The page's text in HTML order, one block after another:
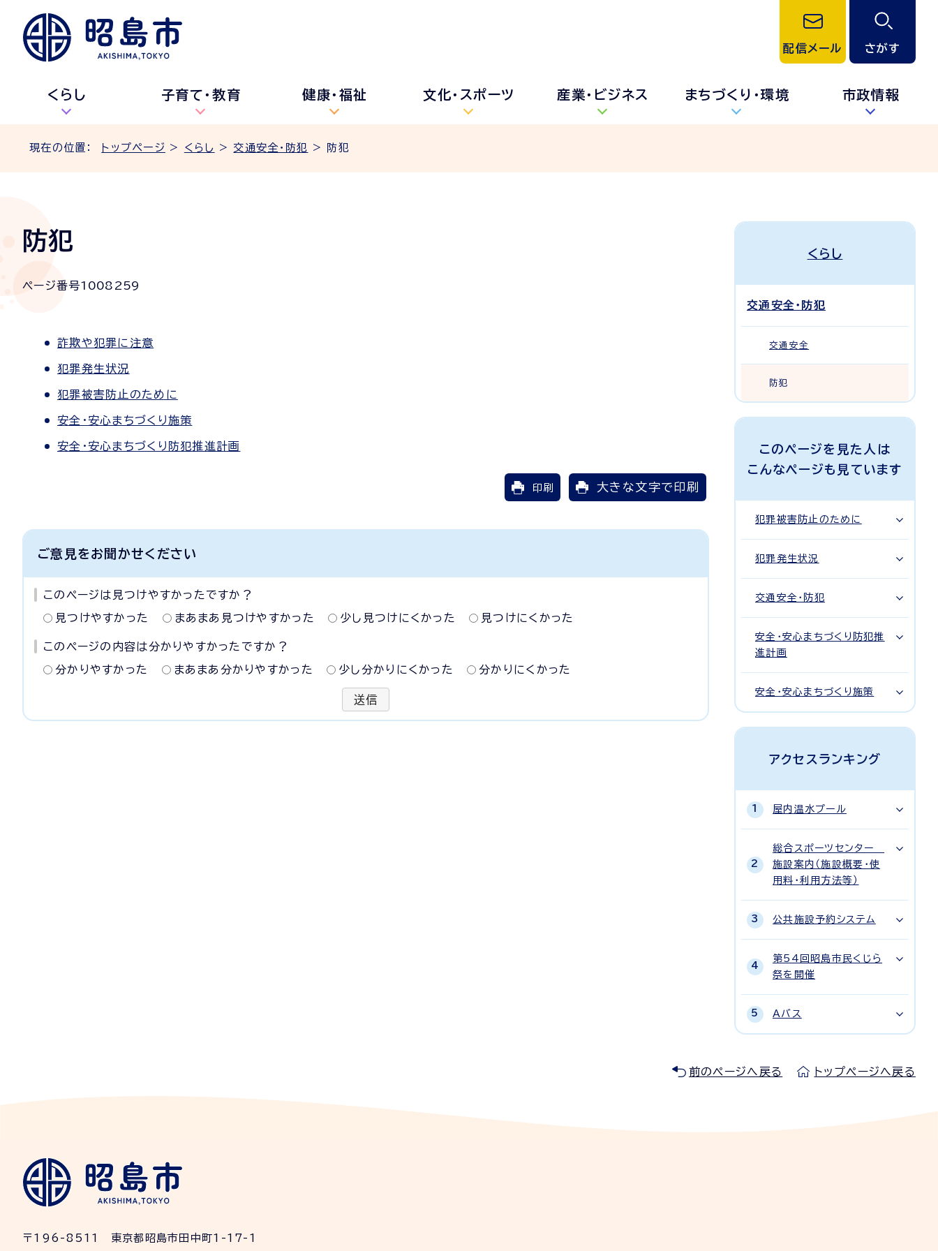
配信メール さがす
くらし 子育て・教育 健康・福祉 文化・スポーツ 産業・ビジネス まちづくり・環境 市政情報
現在の位置： トップページ > くらし > 交通安全・防犯 > 防犯
防犯
ページ番号1008259
詐欺や犯罪に注意
犯罪発生状況
犯罪被害防止のために
安全・安心まちづくり施策
安全・安心まちづくり防犯推進計画
印刷 大きな文字で印刷
ご意見をお聞かせください
このページは見つけやすかったですか？
見つけやすかった まあまあ見つけやすかった 少し見つけにくかった 見つけにくかった
このページの内容は分かりやすかったですか？
分かりやすかった まあまあ分かりやすかった 少し分かりにくかった 分かりにくかった
送信
くらし
交通安全・防犯
交通安全
防犯
このページを見た人は
こんなページも見ています
犯罪被害防止のために
犯罪発生状況
交通安全・防犯
安全・安心まちづくり防犯推
進計画
安全・安心まちづくり施策
アクセスランキング
屋内温水プール
総合スポーツセンター
施設案内（施設概要・使
用料・利用方法等）
公共施設予約システム
第54回昭島市民くじら
祭を開催
Aバス
前のページへ戻る トップページへ戻る
〒196-8511 東京都昭島市田中町1-17-1